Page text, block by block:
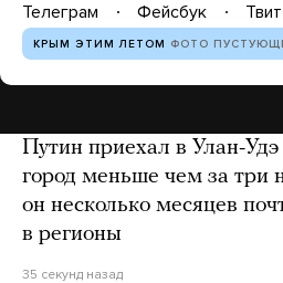
Телеграм Фейсбук
КРЫМ ЭТИМ ЛЕТОМ ФОТО
Путин приехал в Улан-
город меньше чем за три
он несколько месяцев
в регионы
35 секунд назад